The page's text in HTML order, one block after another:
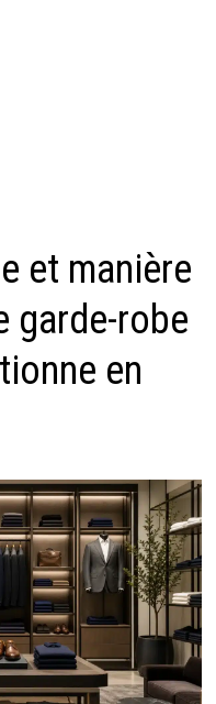
et manière
garde-robe
en